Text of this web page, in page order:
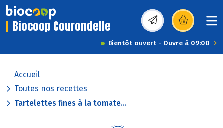
Biocoop Courondelle (s’ouvre dans une
Bientôt ouvert - Ouvre à 09:00
Accueil
Toutes nos recettes
Tartelettes fines à la tomate...